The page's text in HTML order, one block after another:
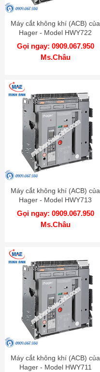
Máy cắt không khí (ACB) của
Hager - Model HWY722
Gọi ngay: 0909.067.950
Ms.Châu
Máy cắt không khí (ACB) của
Hager - Model HWY713
Gọi ngay: 0909.067.950
Ms.Châu
Máy cắt không khí (ACB) của
Hager - Model HWY711